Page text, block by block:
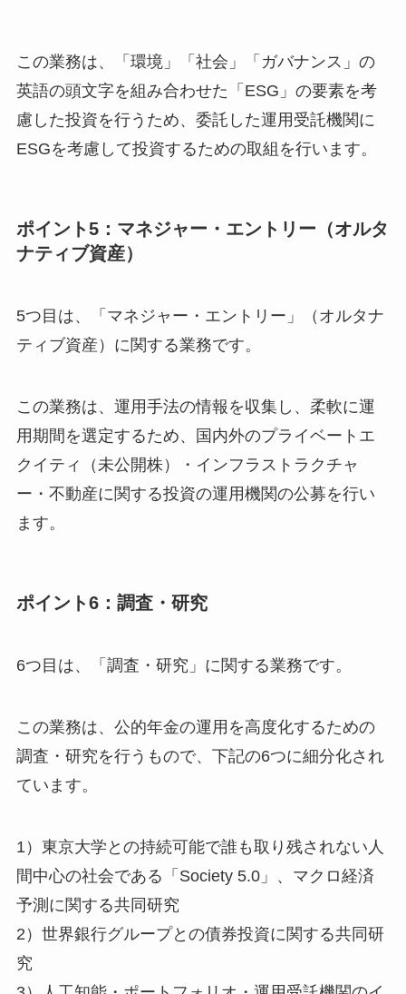
この業務は、「環境」「社会」「ガバナンス」の
英語の頭文字を組み合わせた「ESG」の要素を考
慮した投資を行うため、委託した運用受託機関に
ESGを考慮して投資するための取組を行います。
ポイント5：マネジャー・エントリー（オルタ
ナティブ資産）
5つ目は、「マネジャー・エントリー」（オルタナ
ティブ資産）に関する業務です。
この業務は、運用手法の情報を収集し、柔軟に運
用期間を選定するため、国内外のプライベートエ
クイティ（未公開株）・インフラストラクチャ
ー・不動産に関する投資の運用機関の公募を行い
ます。
ポイント6：調査・研究
6つ目は、「調査・研究」に関する業務です。
この業務は、公的年金の運用を高度化するための
調査・研究を行うもので、下記の6つに細分化され
ています。
1）東京大学との持続可能で誰も取り残されない人
間中心の社会である「Society 5.0」、マクロ経済
予測に関する共同研究
2）世界銀行グループとの債券投資に関する共同研
究